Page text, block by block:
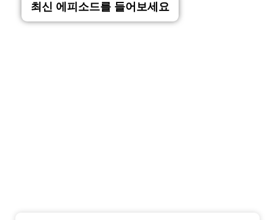
최신 에피소드를 들어보세요